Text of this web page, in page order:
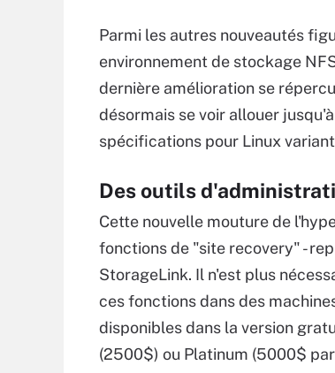
Parmi les autres nouveautés
environnement de stockage
dernière amélioration se
désormais se voir allouer
spécifications pour Linux
Des outils
Cette nouvelle mouture de
fonctions de "site recovery" -
StorageLink. Il n'est plus
ces fonctions dans des
disponibles dans la version
(2500$) ou Platinum (5000$